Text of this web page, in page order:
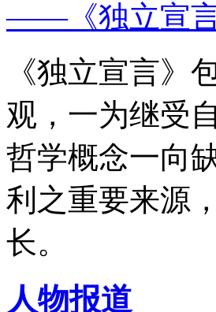
——《独立宣
《独立宣言》
观，一为继受
哲学概念一向
利之重要来源
长。
人物报道